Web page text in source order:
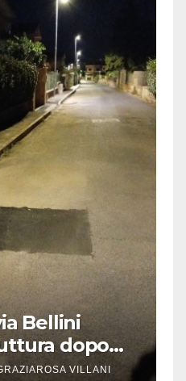
Bellini
dopo
VILLANI